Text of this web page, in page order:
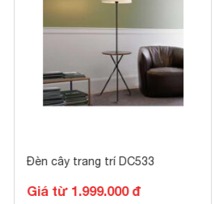
Đèn cây trang trí DC533
Giá từ 1.999.000 đ